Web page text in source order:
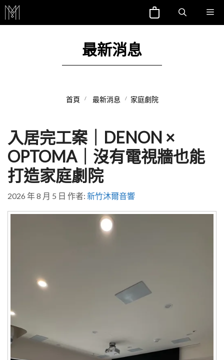
跳
至
最新消息
首頁 最新消息 家庭劇院
入居完工案｜DENON ×
OPTOMA｜沒有電視牆也能
打造家庭劇院
2026 年 8 月 5 日 作者: 新竹沐爾音響